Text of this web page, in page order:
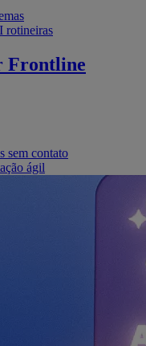
rotineiras
Frontline
sem contato
ágil